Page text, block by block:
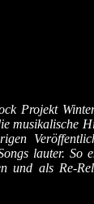
Projekt
musikalische
lauter. So
und als Re-